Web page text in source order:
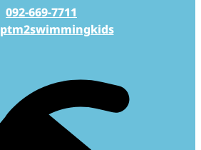
092-669-7711
ptm2swimmingkids